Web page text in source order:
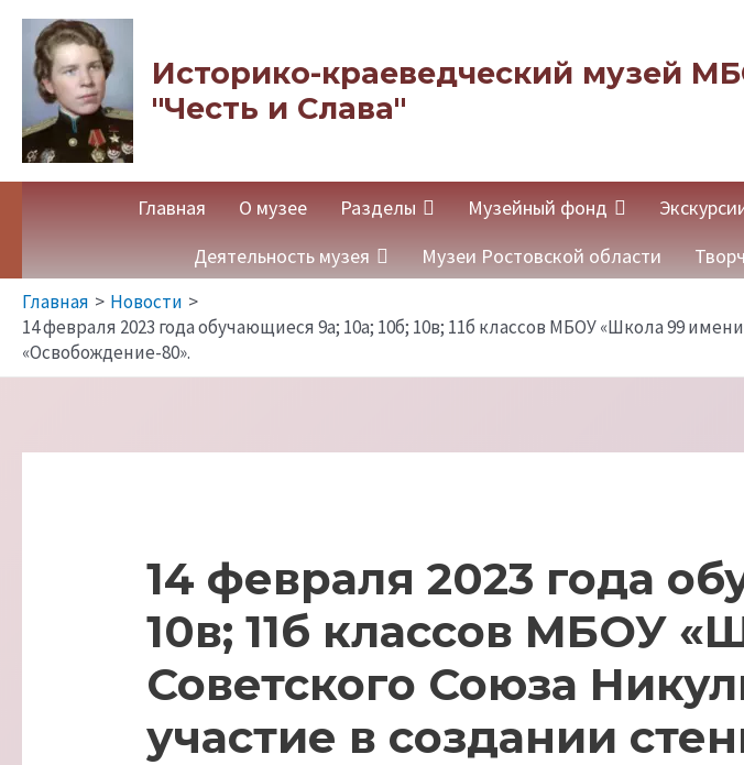
Перейти
содержимому
Историко-краеведческий музей
"Честь и Слава"
Главная О музее Разделы Музейный фонд
Деятельность музея
Музеи Ростовской области
Главная
Новости
14 февраля 2023 года обучающиеся 9а; 10а; 10б; 10в; 11б классов МБОУ «Школа 99
«Освобождение-80».
14 февраля 2023 года
10в; 11б классов МБОУ
Советского Союза
участие в создании